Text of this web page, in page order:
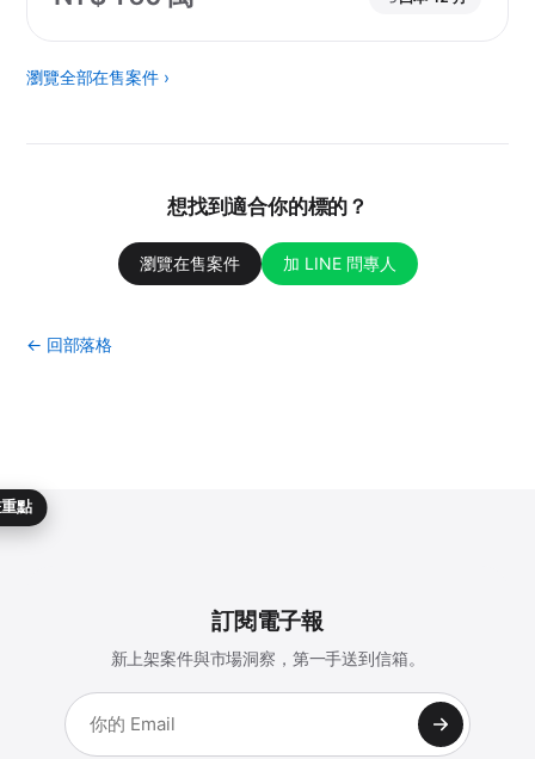
瀏覽全部在售案件 ›
想找到適合你的標的？
瀏覽在售案件 加 LINE 問專人
← 回部落格
點
訂閱電子報
新上架案件與市場洞察，第一手送到信箱。